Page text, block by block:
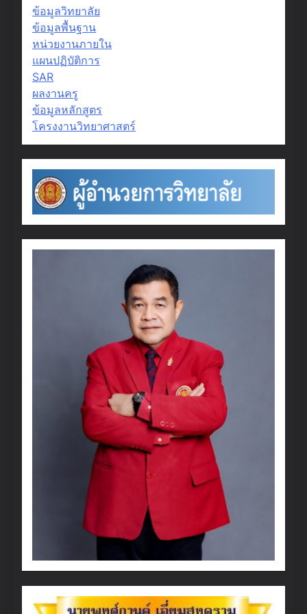
ข้อมูลวิทยาลัย
ข้อมูลพื้นฐาน
หน่วยงานภายใน
แผนปฏิบัติการ
SAR
ผลงานครู
ข้อมูลหลักสูตร
โครงงานวิทยาศาสตร์